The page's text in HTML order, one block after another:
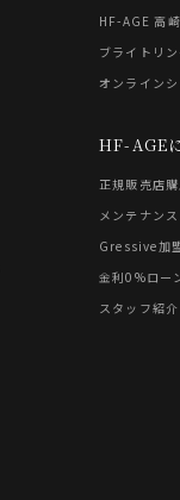
HF-AGE
正規販売店
メンテナン
Gressive加
金利0%ロー
スタッフ紹介
HF-AGE 高
ブライトリ
オンライン